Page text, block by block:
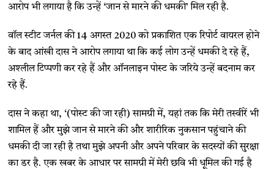
आरोप भी लगाया है कि उन्हें ‘जान से मारने की धमकी’ मिल रही है.
वॉल स्टीट जर्नल की 14 अगस्त 2020 को प्रकाशित एक रिपोर्ट वायरल होने
के बाद आंखी दास ने आरोप लगाया था कि कई लोग उन्हें धमकी दे रहे हैं,
अश्लील टिप्पणी कर रहे हैं और ऑनलाइन पोस्ट के जरिये उन्हें बदनाम कर
रहे हैं.
दास ने कहा था, ‘(पोस्ट की जा रही) सामग्री में, यहां तक कि मेरी तस्वीरें भी
शामिल हैं और मुझे जान से मारने की और शारीरिक नुकसान पहुंचाने की
धमकी दी जा रही है तथा मुझे अपनी और अपने परिवार के सदस्यों की सुरक्षा
का डर है. एक खबर के आधार पर सामग्री में मेरी छवि भी धूमिल की गई है